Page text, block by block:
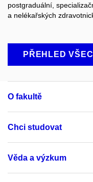
postgraduální,
a nelékařských
PŘEHLED
O fakultě
Chci studovat
Věda a výzkum